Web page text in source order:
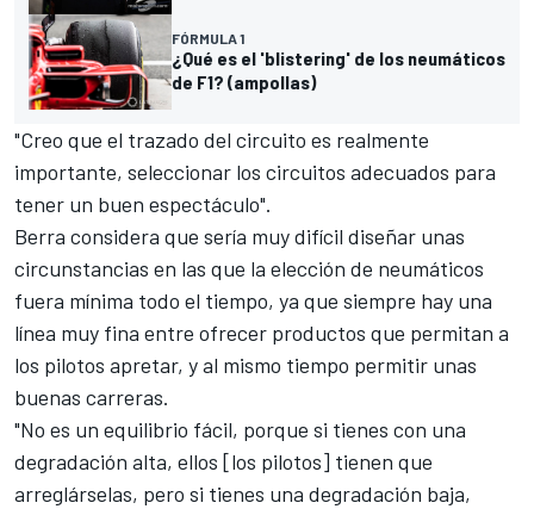
FÓRMULA 1
¿Qué es el 'blistering' de los neumáticos
de F1? (ampollas)
"Creo que el trazado del circuito es realmente
importante, seleccionar los circuitos adecuados para
tener un buen espectáculo".
Berra considera que sería muy difícil diseñar unas
circunstancias en las que la elección de neumáticos
fuera mínima todo el tiempo, ya que siempre hay una
línea muy fina entre ofrecer productos que permitan a
los pilotos apretar, y al mismo tiempo permitir unas
buenas carreras.
"No es un equilibrio fácil, porque si tienes con una
degradación alta, ellos [los pilotos] tienen que
arreglárselas, pero si tienes una degradación baja,